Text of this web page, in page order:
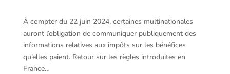
À compter du 22 juin 2024, certaines multinationales
auront l’obligation de communiquer publiquement des
informations relatives aux impôts sur les bénéfices
qu’elles paient. Retour sur les règles introduites en
France…